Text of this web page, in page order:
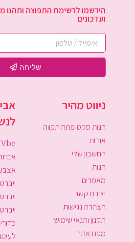
הירשמו לרשימת התפוצה ותהנו
ועדכונים
שליחה
ניווט מהיר
חנות סקס פתח תקווה
אודות
החשבון שלי
חנות
מאמרים
יצירת קשר
הצהרת נגישות
תקנון ותנאי שימוש
מפת אתר
כדורי KEGAL